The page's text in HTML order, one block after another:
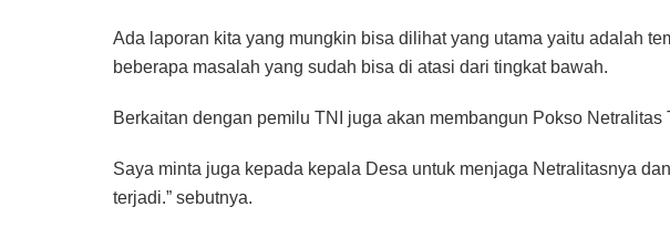
Ada laporan kita yang mungkin bisa dilihat yang utama yaitu adalah
beberapa masalah yang sudah bisa di atasi dari tingkat bawah.
Berkaitan dengan pemilu TNI juga akan membangun Pokso Netralitas
Saya minta juga kepada kepala Desa untuk menjaga Netralitasnya
terjadi.” sebutnya.